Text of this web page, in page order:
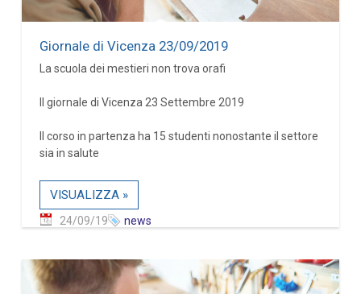
Giornale di Vicenza 23/09/2019
La scuola dei mestieri non trova orafi
Il giornale di Vicenza 23 Settembre 2019
Il corso in partenza ha 15 studenti nonostante il settore
sia in salute
VISUALIZZA »
24/09/19 news